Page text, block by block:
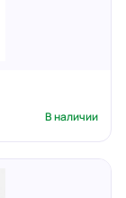
В наличии